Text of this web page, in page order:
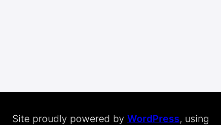
Site proudly powered by WordPress, using